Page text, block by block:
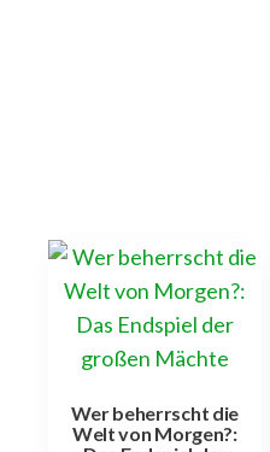
Wer beherrscht die
Welt von Morgen?: